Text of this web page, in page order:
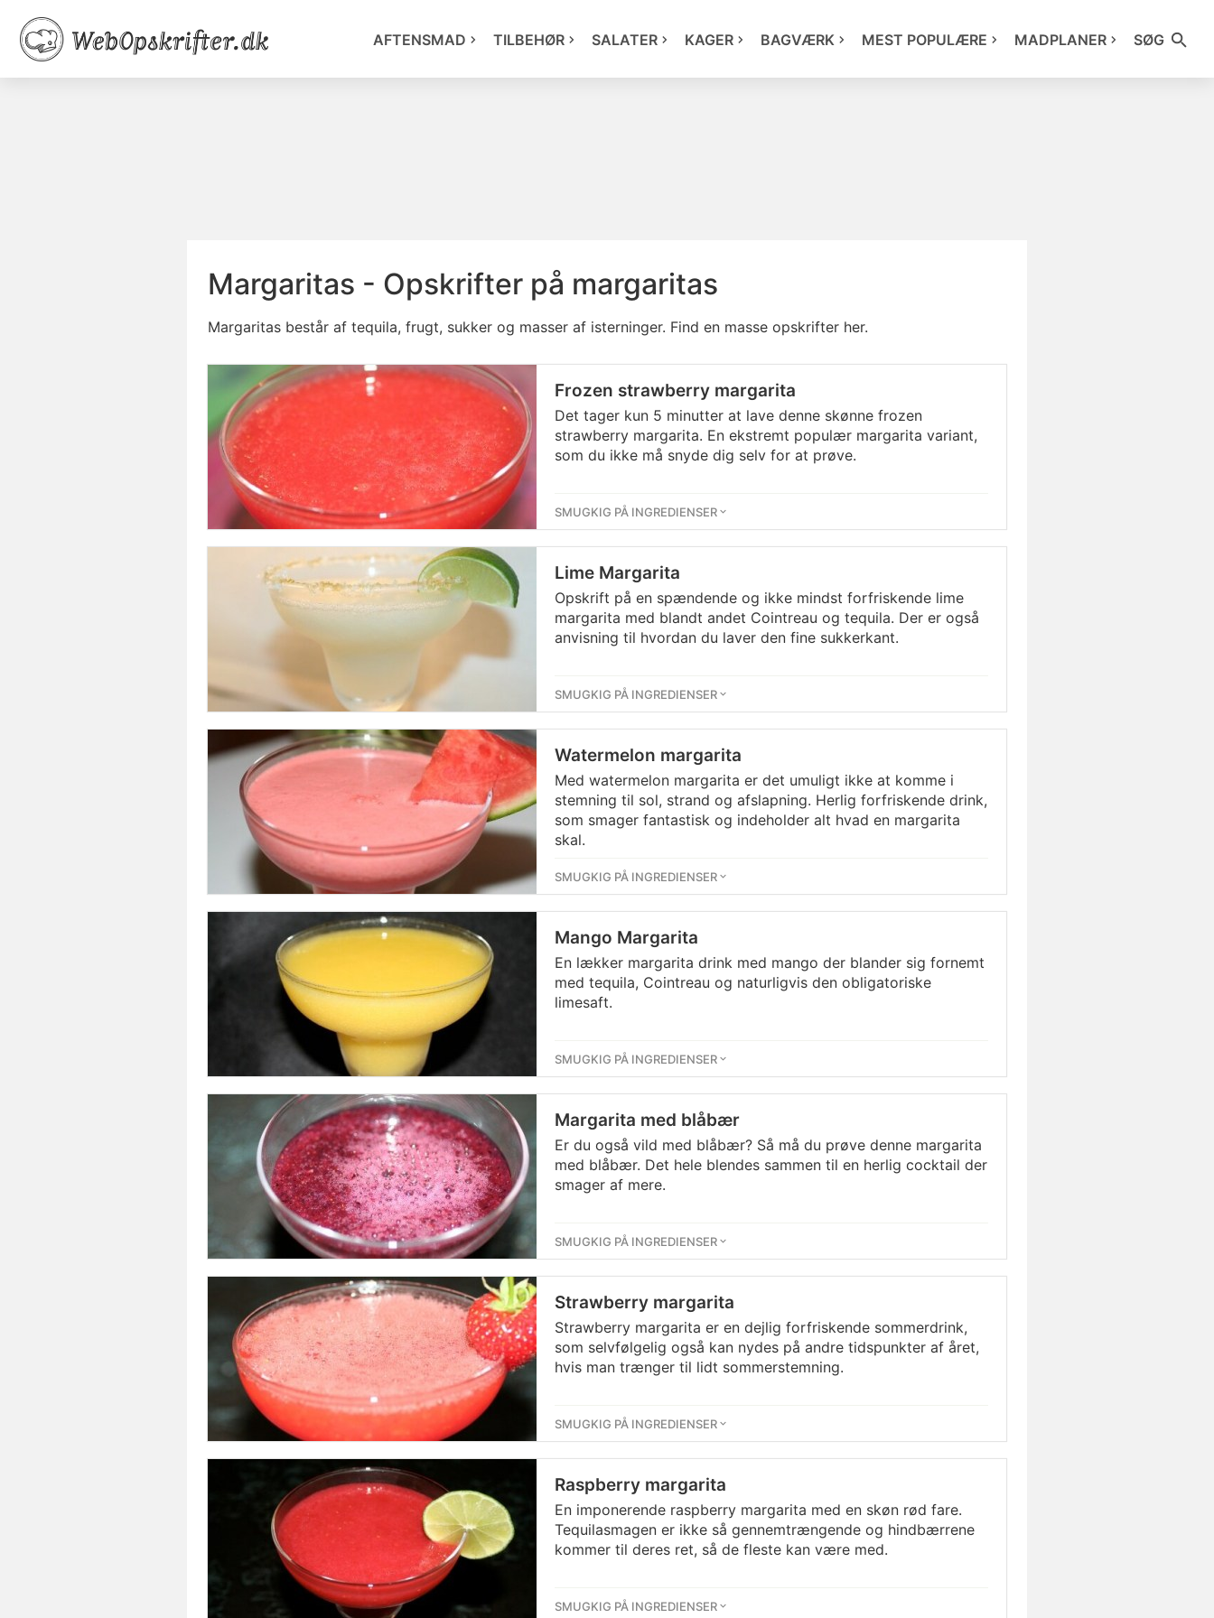
AFTENSMAD TILBEHØR SALATER KAGER BAGVÆRK MEST POPULÆRE MADPLANER SØG
Margaritas - Opskrifter på margaritas
Margaritas består af tequila, frugt, sukker og masser af isterninger. Find en masse opskrifter her.
Frozen strawberry margarita
Det tager kun 5 minutter at lave denne skønne frozen
strawberry margarita. En ekstremt populær margarita variant,
som du ikke må snyde dig selv for at prøve.
SMUGKIG PÅ INGREDIENSER
Lime Margarita
Opskrift på en spændende og ikke mindst forfriskende lime
margarita med blandt andet Cointreau og tequila. Der er også
anvisning til hvordan du laver den fine sukkerkant.
SMUGKIG PÅ INGREDIENSER
Watermelon margarita
Med watermelon margarita er det umuligt ikke at komme i
stemning til sol, strand og afslapning. Herlig forfriskende drink,
som smager fantastisk og indeholder alt hvad en margarita
skal.
SMUGKIG PÅ INGREDIENSER
Mango Margarita
En lækker margarita drink med mango der blander sig fornemt
med tequila, Cointreau og naturligvis den obligatoriske
limesaft.
SMUGKIG PÅ INGREDIENSER
Margarita med blåbær
Er du også vild med blåbær? Så må du prøve denne margarita
med blåbær. Det hele blendes sammen til en herlig cocktail der
smager af mere.
SMUGKIG PÅ INGREDIENSER
Strawberry margarita
Strawberry margarita er en dejlig forfriskende sommerdrink,
som selvfølgelig også kan nydes på andre tidspunkter af året,
hvis man trænger til lidt sommerstemning.
SMUGKIG PÅ INGREDIENSER
Raspberry margarita
En imponerende raspberry margarita med en skøn rød fare.
Tequilasmagen er ikke så gennemtrængende og hindbærrene
kommer til deres ret, så de fleste kan være med.
SMUGKIG PÅ INGREDIENSER